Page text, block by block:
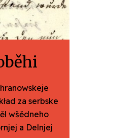
za serbske
wšědneho
a Delnjej